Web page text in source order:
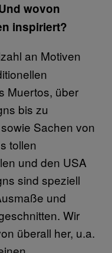
wovon
inspiriert?
an Motiven
Muertos, über
bis zu
Sachen von
tollen
und den USA
sind speziell
und
Wir
überall her, u.a.